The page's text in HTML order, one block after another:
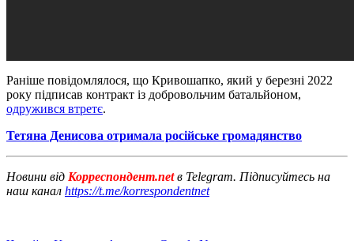
Раніше повідомлялося, що Кривошапко, який у березні 2022
року підписав контракт із добровольчим батальйоном,
одружився втретє.
Тетяна Денисова отримала російське громадянство
Новини від Корреспондент.netв Telegram. Підписуйтесь на
наш канал https://t.me/korrespondentnet